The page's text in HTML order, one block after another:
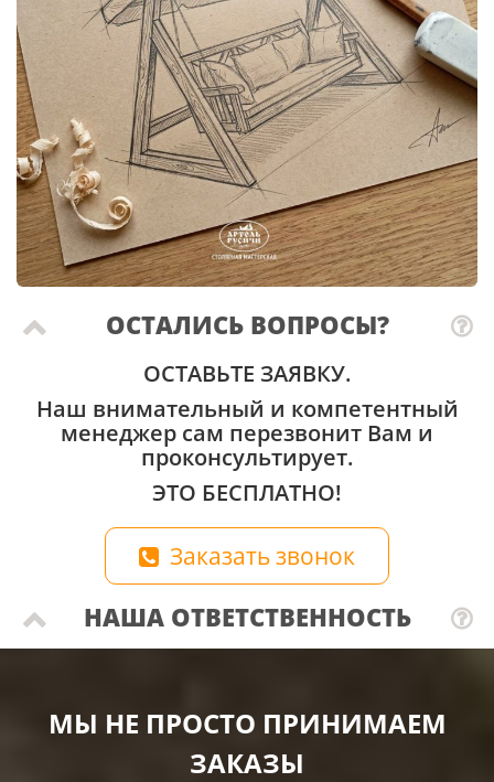
ОСТАЛИСЬ ВОПРОСЫ?
ОСТАВЬТЕ ЗАЯВКУ.
Наш внимательный и компетентный
менеджер сам перезвонит Вам и
проконсультирует.
ЭТО БЕСПЛАТНО!
Заказать звонок
НАША ОТВЕТСТВЕННОСТЬ
МЫ НЕ ПРОСТО ПРИНИМАЕМ
ЗАКАЗЫ